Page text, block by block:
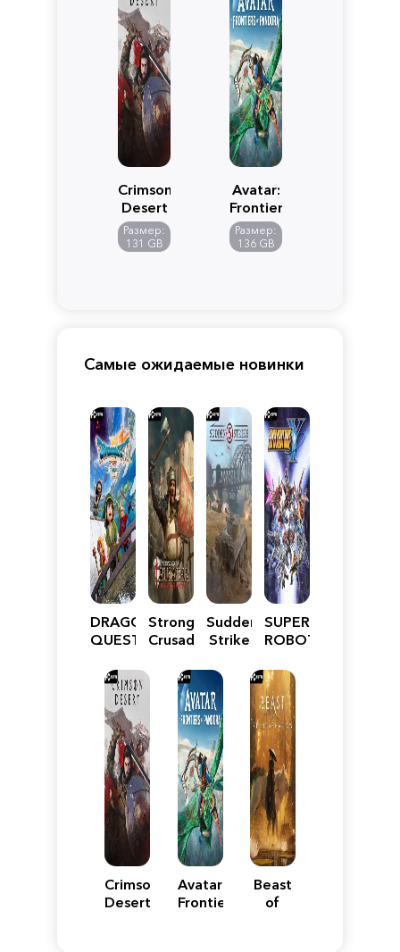
Crimson
Desert
Размер:
131 GB
Avatar:
Frontiers
of
Pandora
Размер:
136 GB
Самые ожидаемые новинки
DRAGON
QUEST
Reimagined
Stronghold
Crusader:
Edition
Sudden
Strike
SUPER
ROBOT
Y
Crimson
Desert
Avatar:
Frontiers
Beast
of